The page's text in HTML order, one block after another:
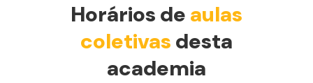
Horários de aulas
coletivas desta
academia